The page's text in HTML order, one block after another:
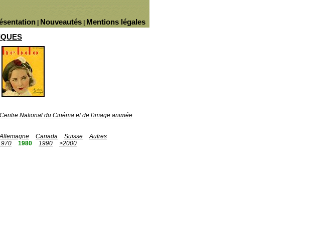
Mentions légales
Nouveautés
Centre National du Cinéma et de l'image animée
Allemagne Canada Suisse
Autres
1980 1990
>2000